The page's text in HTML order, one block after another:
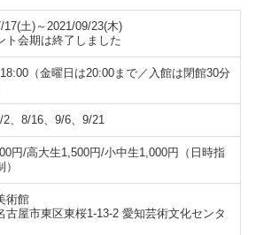
17(土)～2021/09/23(木)
ト会期は終了しました
（金曜日は20:00まで／入館は閉館30分
2、8/16、9/6、9/21
円/高大生1,500円/小中生1,000円（日時指
術館
古屋市東区東桜1-13-2 愛知芸術文化センタ